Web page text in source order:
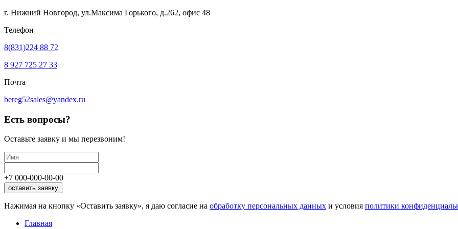
г. Нижний Новгород, ул.Максима Горького, д.262, офис 48
Телефон
8(831)224 88 72
8 927 725 27 33
Почта
bereg52sales@yandex.ru
Есть вопросы?
Оставьте заявку и мы перезвоним!
+7 000-000-00-00
оставить заявку
Нажимая на кнопку «Оставить заявку», я даю согласие на обработку персональных данных и условия политики
Главная